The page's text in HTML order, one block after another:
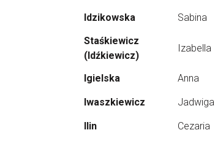
Idzikowska Sabina
Staśkiewicz
(Idźkiewicz)
Izabella
Igielska Anna
Iwaszkiewicz Jadwiga
Ilin Cezaria